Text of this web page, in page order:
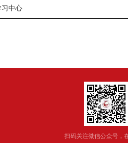
中心
扫码关注微信公众号，